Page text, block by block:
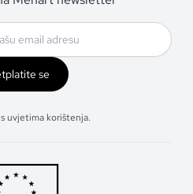
se
uvjetima korištenja.